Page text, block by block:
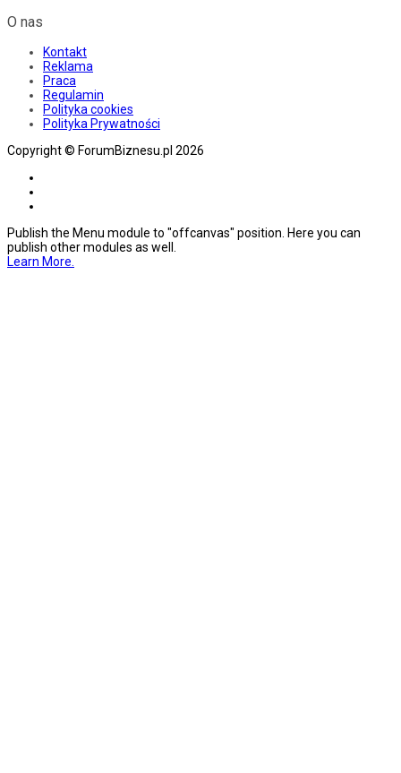
O nas
Kontakt
Reklama
Praca
Regulamin
Polityka cookies
Polityka Prywatności
Copyright © ForumBiznesu.pl 2026
Publish the Menu module to "offcanvas" position. Here you can
publish other modules as well.
Learn More.